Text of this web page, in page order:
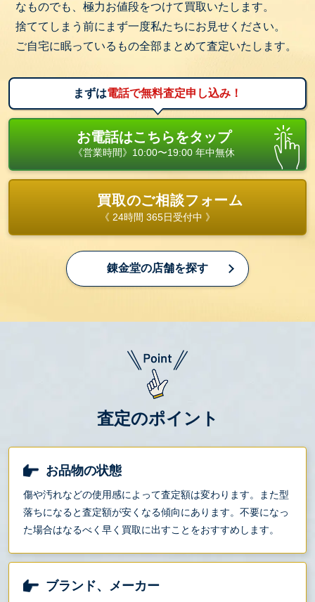
なものでも、極力お値段をつけて買取いたします。
捨ててしまう前にまず一度私たちにお見せください。
ご自宅に眠っているもの全部まとめて査定いたします。
まずは電話で無料査定申し込み！
お電話はこちらをタップ
《営業時間》10:00〜19:00 年中無休
買取のご相談フォーム
《 24時間 365日受付中 》
錬金堂の店舗を探す
査定のポイント
お品物の状態
傷や汚れなどの使用感によって査定額は変わります。また型
落ちになると査定額が安くなる傾向にあります。不要になっ
た場合はなるべく早く買取に出すことをおすすめします。
ブランド、メーカー